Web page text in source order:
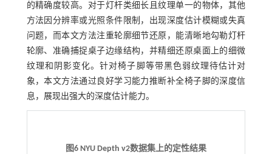
的精确度较高。对于灯杆类细长且纹理单一的物体，其他
方法因分辨率或光照条件限制，出现深度估计模糊或失真
问题，而本文方法注重轮廓细节还原，能清晰地勾勒灯杆
轮廓、准确捕捉桌子边缘结构，并精细还原桌面上的细微
纹理和阴影变化。针对椅子脚等带黑色弱纹理待估计对
象，本文方法通过良好学习能力推断补全椅子脚的深度信
息，展现出强大的深度估计能力。
图6 NYU Depth v2数据集上的定性结果